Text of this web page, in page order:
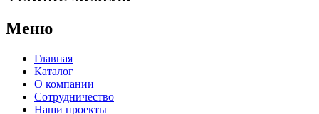
Меню
Главная
Каталог
О компании
Сотрудничество
Наши проекты